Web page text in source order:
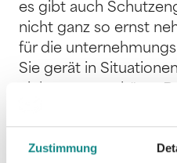
Zustimmung
es gibt auch
nicht ganz so ernst
für die
Sie gerät in
Schutzengel ›Alfie‹ in
bei ›Verletzung der
der Erzengel Michael